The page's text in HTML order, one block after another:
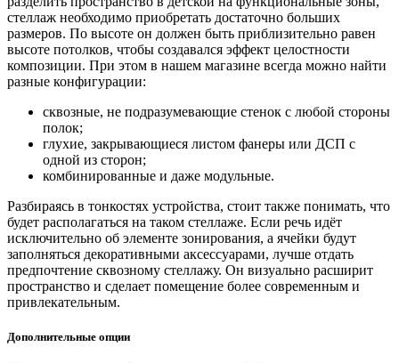
стеллаж необходимо приобретать достаточно больших
размеров. По высоте он должен быть приблизительно равен
высоте потолков, чтобы создавался эффект целостности
композиции. При этом в нашем магазине всегда можно найти
разные конфигурации:
сквозные, не подразумевающие стенок с любой стороны
полок;
глухие, закрывающиеся листом фанеры или ДСП с
одной из сторон;
комбинированные и даже модульные.
Разбираясь в тонкостях устройства, стоит также понимать, что
будет располагаться на таком стеллаже. Если речь идёт
исключительно об элементе зонирования, а ячейки будут
заполняться декоративными аксессуарами, лучше отдать
предпочтение сквозному стеллажу. Он визуально расширит
пространство и сделает помещение более современным и
привлекательным.
Дополнительные опции